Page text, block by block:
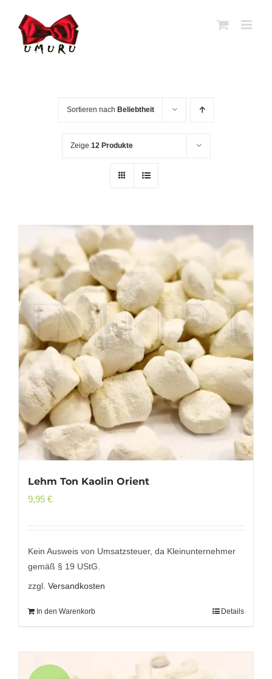
Inhalt
springen
Sortieren nach Beliebtheit
Zeige 12 Produkte
Lehm Ton Kaolin Orient
9,95 €
Kein Ausweis von Umsatzsteuer, da Kleinunternehmer
gemäß § 19 UStG.
zzgl. Versandkosten
In den Warenkorb Details